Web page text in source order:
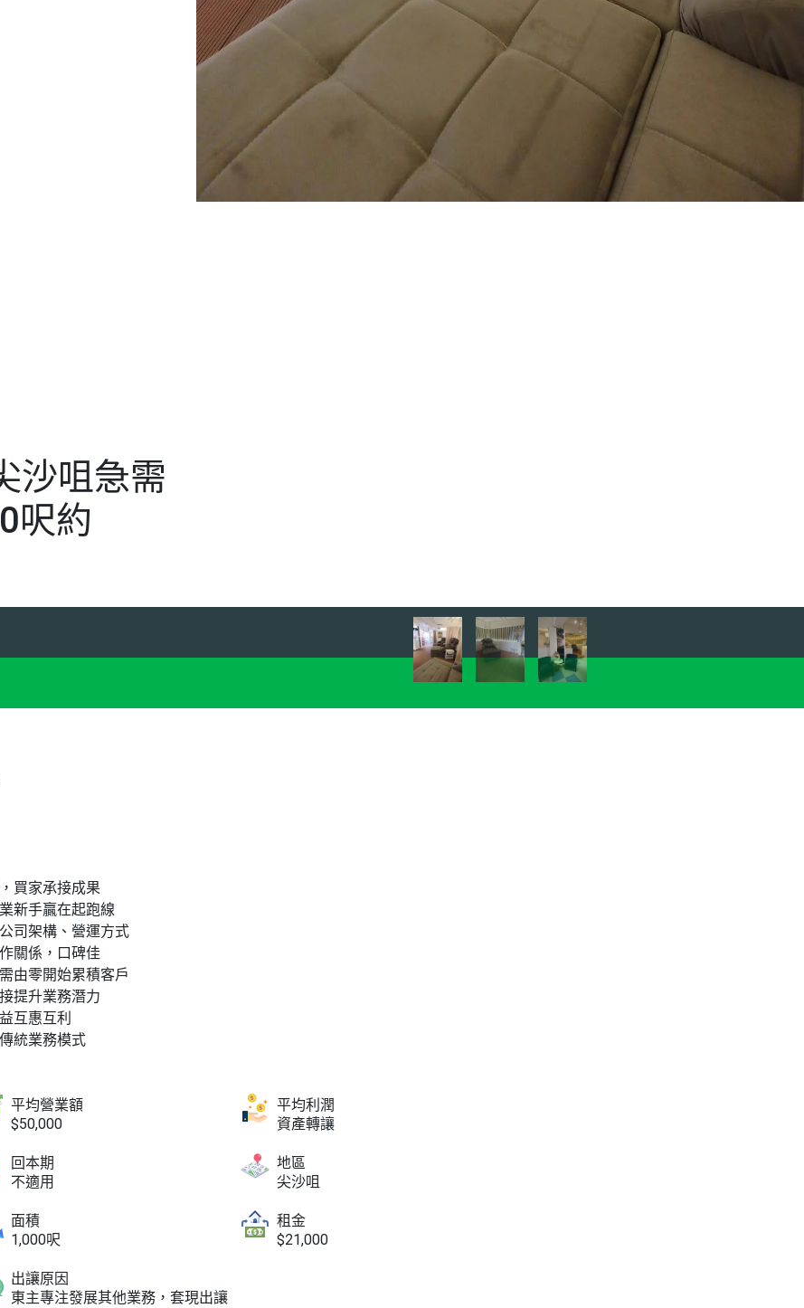
沙咀急需
呎約
買家承接成果
新手贏在起跑線
司架構、營運方式
關係，口碑佳
由零開始累積客戶
提升業務潛力
互惠互利
統業務模式
平均營業額
$50,000
平均利潤
資產轉讓
回本期
不適用
地區
尖沙咀
面積
1,000呎
租金
$21,000
出讓原因
東主專注發展其他業務，套現出讓